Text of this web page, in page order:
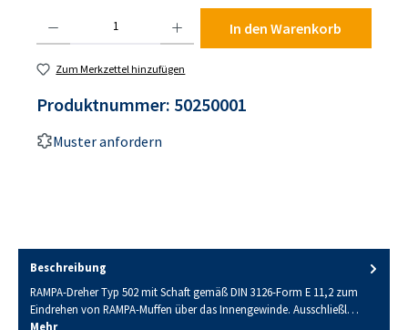
In den Warenkorb
Zum Merkzettel hinzufügen
Produktnummer: 50250001
Muster anfordern
Beschreibung
RAMPA-Dreher Typ 502 mit Schaft gemäß DIN 3126-Form E 11,2 zum
Eindrehen von RAMPA-Muffen über das Innengewinde. Ausschließl…
Mehr